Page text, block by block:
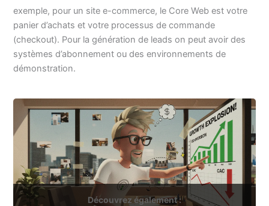
exemple, pour un site e-commerce, le Core Web est votre
panier d’achats et votre processus de commande
(checkout). Pour la génération de leads on peut avoir des
systèmes d’abonnement ou des environnements de
démonstration.
Découvrez également :